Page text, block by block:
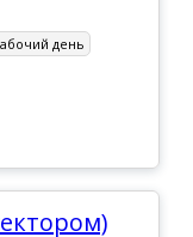
день